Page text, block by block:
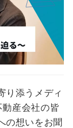
り添うメディ
動産会社の皆
の想いをお聞